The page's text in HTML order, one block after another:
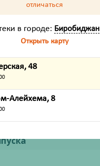
отличаться
в городе: Биробиджан
Открыть карту
48
Алейхема, 8